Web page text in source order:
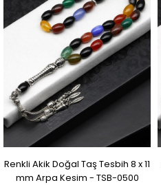
Renkli Akik Doğal Taş Tesbih 8 x 11
mm Arpa Kesim - TSB-0500